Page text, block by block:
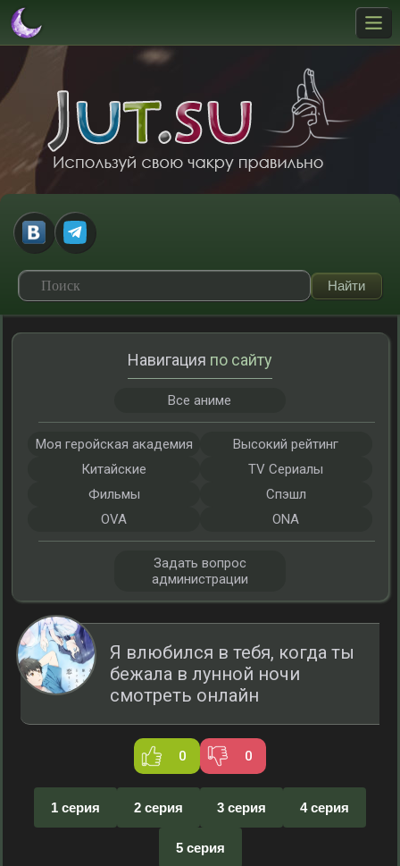
Я влюбился в тебя, когда ты
бежала в лунной ночи
смотреть онлайн
0 0
1 серия 2 серия 3 серия 4 серия
5 серия
Навигация по сайту
Все аниме
Моя геройская академия
Высокий рейтинг
Китайские
TV Сериалы
Фильмы
Спэшл
OVA
ONA
Задать вопрос
администрации